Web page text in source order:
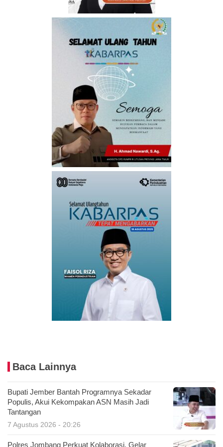
Baca Lainnya
Bupati Jember Bantah Programnya Sekadar
Populis, Akui Kekompakan ASN Masih Jadi
Tantangan
7 Agustus 2026 - 20:26
Polres Jombang Perkuat Kolaborasi, Gelar